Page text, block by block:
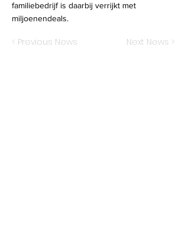
familiebedrijf is daarbij verrijkt met
miljoenendeals.
< Previous News Next News >